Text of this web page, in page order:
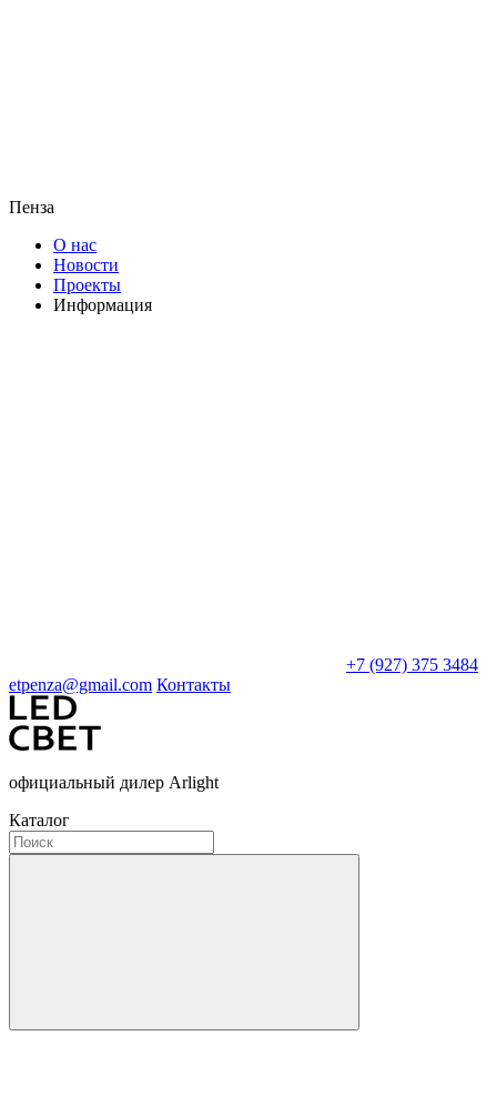
Пенза
О нас
Новости
Проекты
Информация
+7 (927) 375 3484
etpenza@gmail.com Контакты
официальный дилер Arlight
Каталог